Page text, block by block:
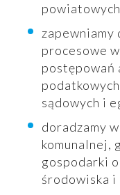
procesowe
postępowań
sądowych i
doradzamy
komunalnej,
gospodarki
środowiska i